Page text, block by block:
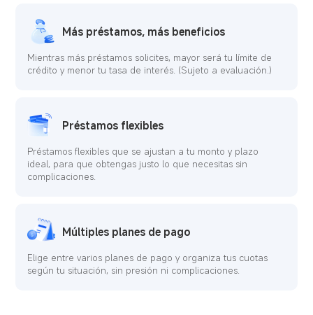
Más préstamos, más beneficios
Mientras más préstamos solicites, mayor será tu límite de
crédito y menor tu tasa de interés. (Sujeto a evaluación.)
Préstamos flexibles
Préstamos flexibles que se ajustan a tu monto y plazo
ideal, para que obtengas justo lo que necesitas sin
complicaciones.
Múltiples planes de pago
Elige entre varios planes de pago y organiza tus cuotas
según tu situación, sin presión ni complicaciones.